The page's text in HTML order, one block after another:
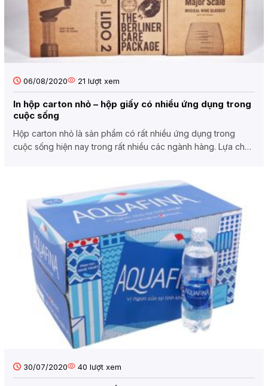
06/08/2020 21 lượt xem
In hộp carton nhỏ – hộp giấy có nhiều ứng dụng trong
cuộc sống
Hộp carton nhỏ là sản phẩm có rất nhiều ứng dụng trong
cuộc sống hiện nay trong rất nhiều các ngành hàng. Lựa chọn
30/07/2020 40 lượt xem